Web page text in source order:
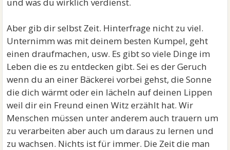
Aber gib dir selbst Zeit. Hinterfrage nicht zu viel.
Unternimm was mit deinem besten Kumpel, geht
einen draufmachen, usw. Es gibt so viele Dinge im
Leben die es zu entdecken gibt. Sei es der Geruch
wenn du an einer Bäckerei vorbei gehst, die Sonne
die dich wärmt oder ein lächeln auf deinen Lippen
weil dir ein Freund einen Witz erzählt hat. Wir
Menschen müssen unter anderem auch trauern um
zu verarbeiten aber auch um daraus zu lernen und
zu wachsen. Nichts ist für immer. Die Zeit die man